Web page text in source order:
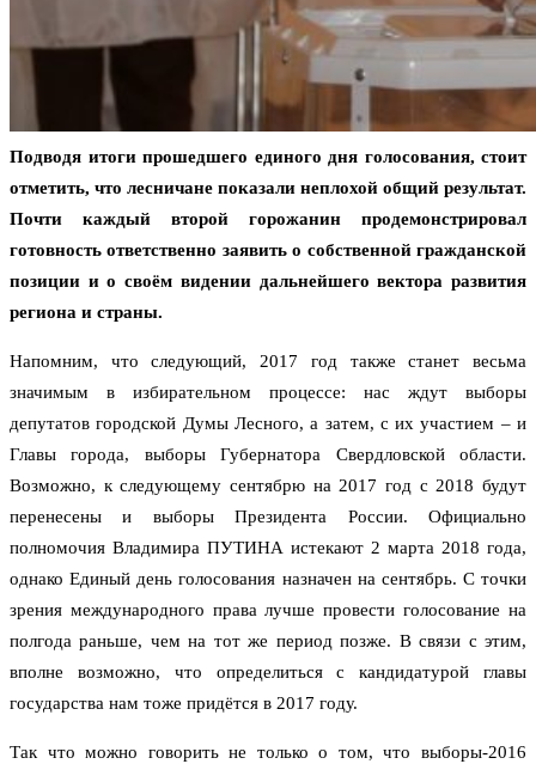
Подводя итоги прошедшего единого дня голосования, стоит
отметить, что лесничане показали неплохой общий результат.
Почти каждый второй горожанин продемонстрировал
готовность ответственно заявить о собственной гражданской
позиции и о своём видении дальнейшего вектора развития
региона и страны.
Напомним, что следующий, 2017 год также станет весьма
значимым в избирательном процессе: нас ждут выборы
депутатов городской Думы Лесного, а затем, с их участием – и
Главы города, выборы Губернатора Свердловской области.
Возможно, к следующему сентябрю на 2017 год с 2018 будут
перенесены и выборы Президента России. Официально
полномочия Владимира ПУТИНА истекают 2 марта 2018 года,
однако Единый день голосования назначен на сентябрь. С точки
зрения международного права лучше провести голосование на
полгода раньше, чем на тот же период позже. В связи с этим,
вполне возможно, что определиться с кандидатурой главы
государства нам тоже придётся в 2017 году.
Так что можно говорить не только о том, что выборы-2016